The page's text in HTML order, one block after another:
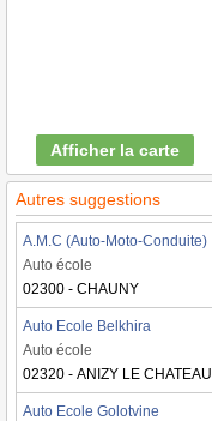
Afficher la carte
Autres suggestions
A.M.C (Auto-Moto-Conduite)
Auto école
02300 - CHAUNY
Auto Ecole Belkhira
Auto école
02320 - ANIZY LE CHATEAU
Auto Ecole Golotvine